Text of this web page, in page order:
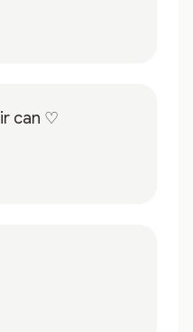
can ♡